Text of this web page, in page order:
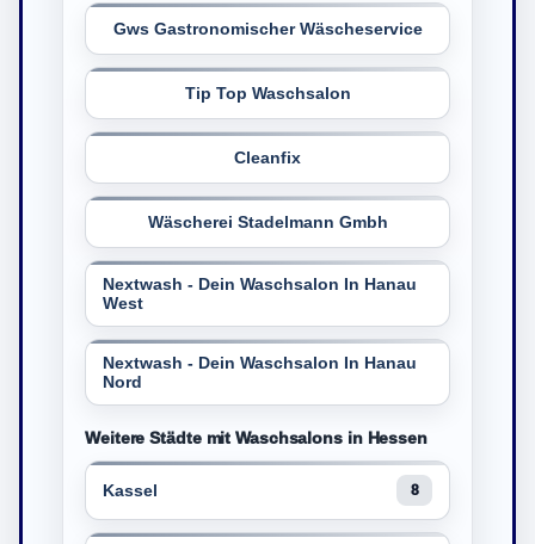
Gws Gastronomischer Wäscheservice
Tip Top Waschsalon
Cleanfix
Wäscherei Stadelmann Gmbh
Nextwash - Dein Waschsalon In Hanau
West
Nextwash - Dein Waschsalon In Hanau
Nord
Weitere Städte mit Waschsalons in Hessen
Kassel 8